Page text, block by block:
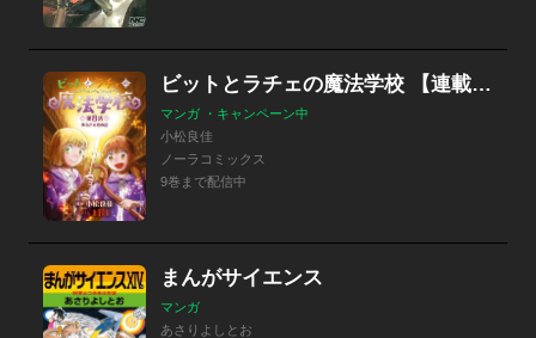
ビットとラチェの魔法学校 【連載版】
マンガ ・キャンペーン中
小松良佳
ノーラコミックス
9巻まで配信中
まんがサイエンス
マンガ
あさりよしとお